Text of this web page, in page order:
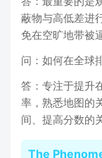
蔽物与高低差进
免在空旷地带被
问：如何在全球
答：专注于提升
率，熟悉地图的
间、提高分数的
The